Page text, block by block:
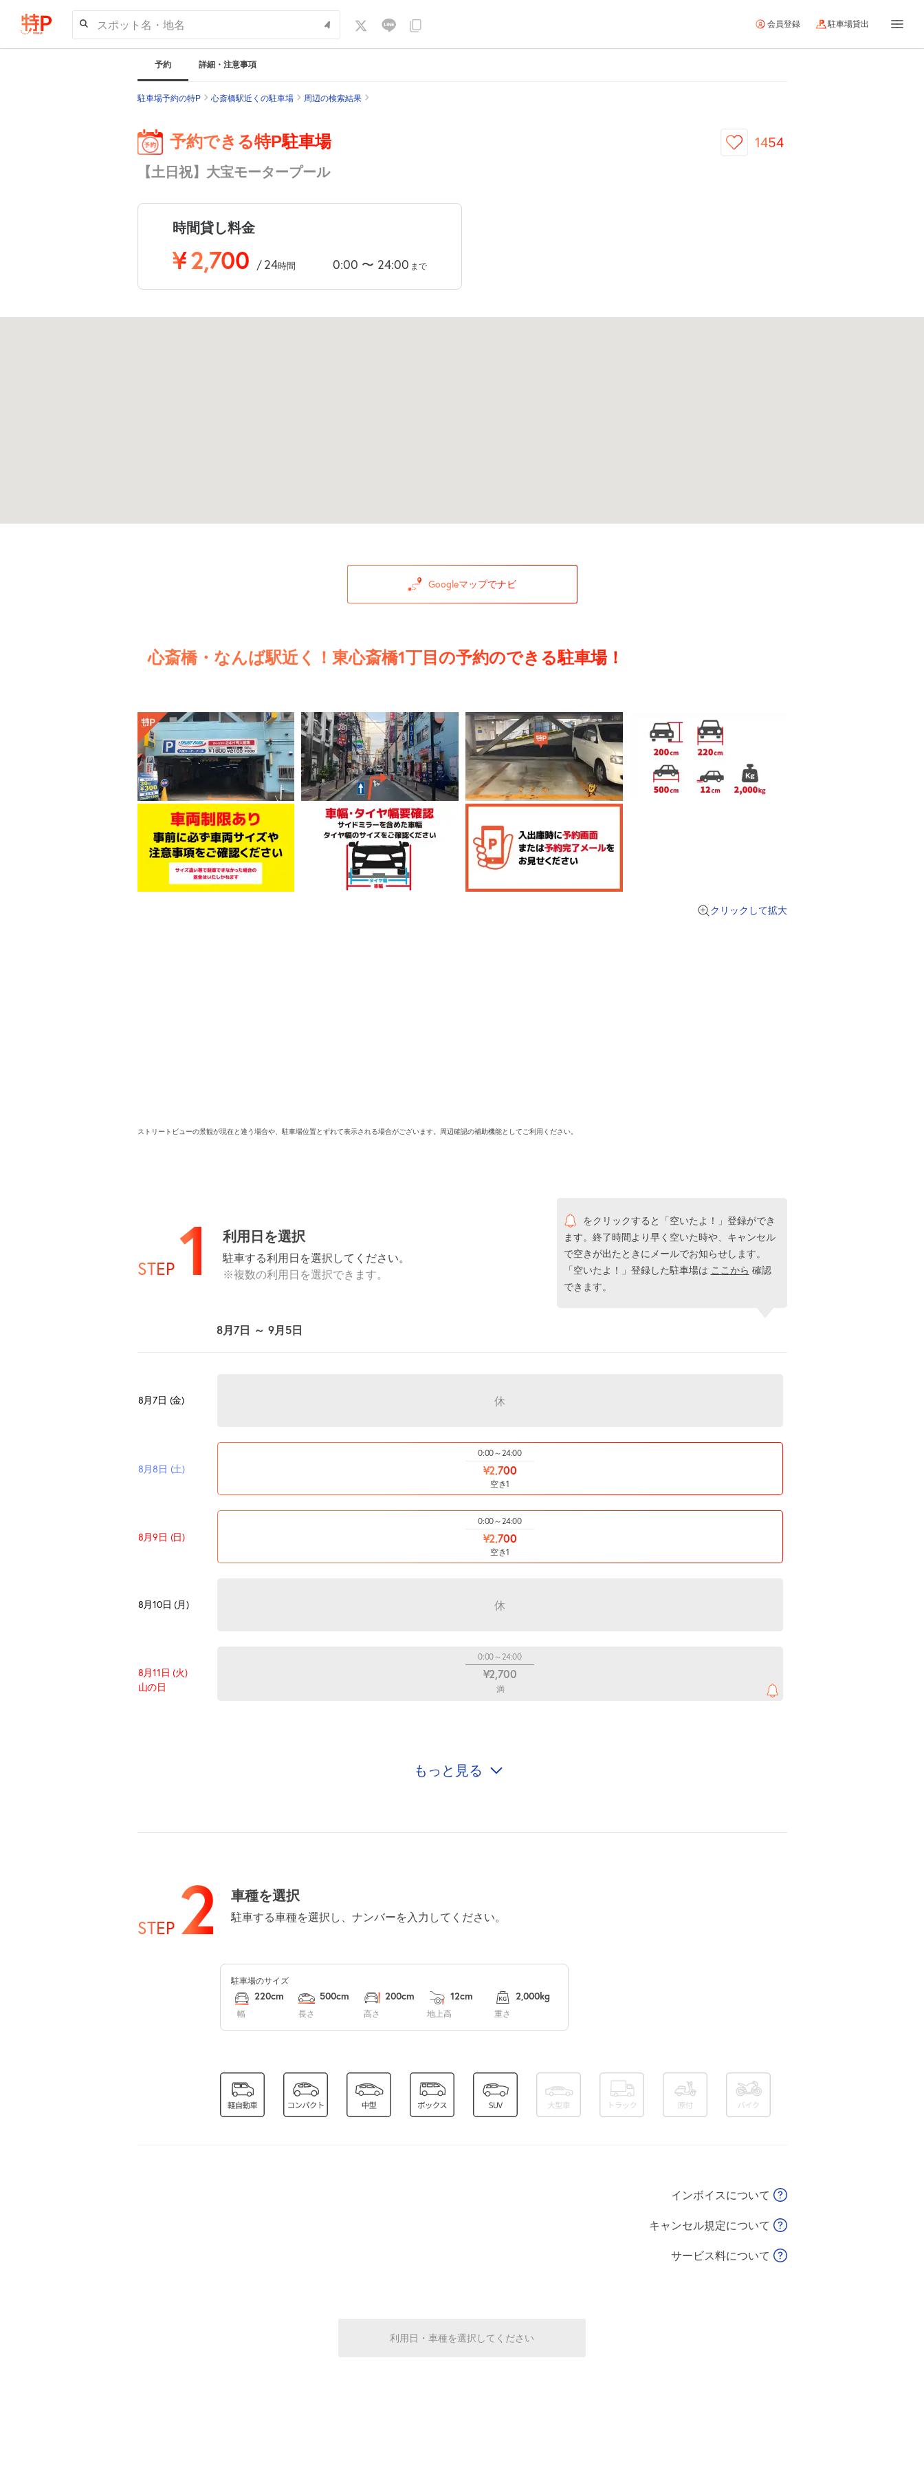
スポット名・地名 会員登録 駐車場貸出
予約 詳細・注意事項
駐車場予約の特P 心斎橋駅近くの駐車場 周辺の検索結果
予約できる特P駐車場
【土日祝】大宝モータープール
1454
時間貸し料金
¥2,700 / 24時間 0:00 〜 24:00 まで
Googleマップでナビ
心斎橋・なんば駅近く！東心斎橋1丁目の予約のできる駐車場！
クリックして拡大
ストリートビューの景観が現在と違う場合や、駐車場位置とずれて表示される場合がございます。周辺確認の補助機能としてご利用ください。
STEP 1 利用日を選択
駐車する利用日を選択してください。
※複数の利用日を選択できます。
をクリックすると「空いたよ！」登録ができ
ます。終了時間より早く空いた時や、キャンセル
で空きが出たときにメールでお知らせします。
「空いたよ！」登録した駐車場は ここから 確認
できます。
8月7日 ～ 9月5日
8月7日 (金) 休
8月8日 (土)
0:00～24:00
¥2,700
空き1
8月9日 (日)
0:00～24:00
¥2,700
空き1
8月10日 (月) 休
8月11日 (火)
山の日
0:00～24:00
¥2,700
満
8月14日 (金) 休
¥2,700
空き2
休
もっと見る
STEP 2 車種を選択
駐車する車種を選択し、ナンバーを入力してください。
駐車場のサイズ
幅
220cm
長さ
500cm
高さ
200cm
地上高
12cm
重さ
2,000kg
インボイスについて
キャンセル規定について
サービス料について
利用日・車種を選択してください